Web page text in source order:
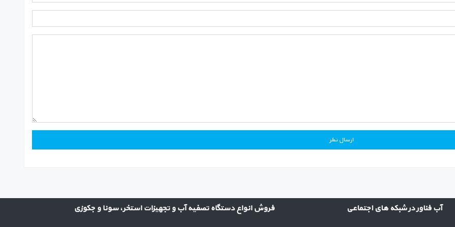
آب فناور در شبکه های اجتماعی فروش انواع دستگاه تصفیه آب و تجهیزات استخر، سونا و جکوزی